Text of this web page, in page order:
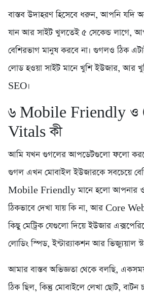
বাস্তব উদাহরণ হিসেবে ধরুন, আপনি যদি
যান আর সাইট খুলতেই ৫ সেকেন্ড লাগে,
বেশিরভাগ মানুষ করবে না। গুগলও ঠিক
লোড হওয়া সাইট মানে খুশি ইউজার, আর
SEO।
৬️ Mobile Friendly ও
Vitals কী
আমি যখন গুগলের আপডেটগুলো ফলো
গুগল এখন মোবাইল ইউজারকে সবচেয়ে
Mobile Friendly মানে হলো আপনার
ঠিকভাবে দেখা যায় কি না, আর Core
কিছু মেট্রিক যেগুলো দিয়ে ইউজার
লোডিং স্পিড, ইন্টার‌্যাকশন আর ভিজ্যুয়াল
আমার বাস্তব অভিজ্ঞতা থেকে বলছি,
ঠিক ছিল, কিন্তু মোবাইলে লেখা ছোট,